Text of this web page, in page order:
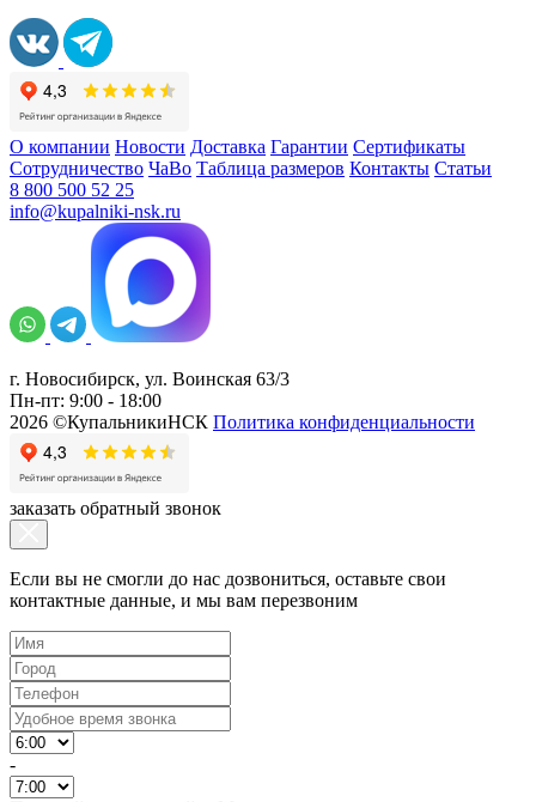
О компании Новости Доставка Гарантии Сертификаты
Сотрудничество ЧаВо Таблица размеров Контакты Статьи
8 800 500 52 25
info@kupalniki-nsk.ru
г. Новосибирск, ул. Воинская 63/3
Пн-пт: 9:00 - 18:00
2026 ©КупальникиНСК Политика конфиденциальности
заказать обратный звонок
Если вы не смогли до нас дозвониться, оставьте свои
контактные данные, и мы вам перезвоним
-